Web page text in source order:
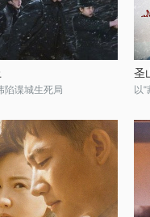
陷谍城生死局
圣
以